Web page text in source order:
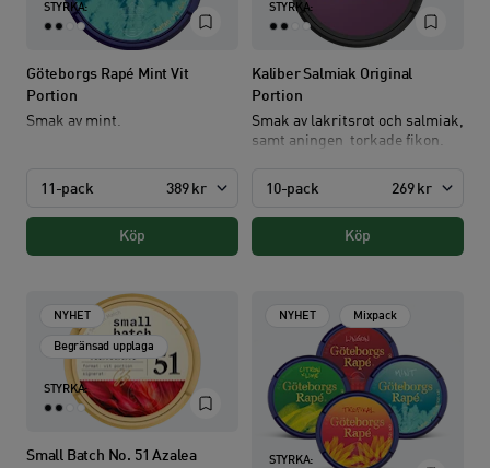
STYRKA:
Göteborgs Rapé Mint Vit
Portion
Smak av mint.
11-pack 389 kr
Köp
STYRKA:
Kaliber Salmiak Original
Portion
Smak av lakritsrot och salmiak,
samt aningen torkade fikon.
10-pack 269 kr
Köp
STYRKA:
Small Batch No. 51 Azalea
NYHET
Begränsad upplaga
STYRKA:
NYHET Mixpack